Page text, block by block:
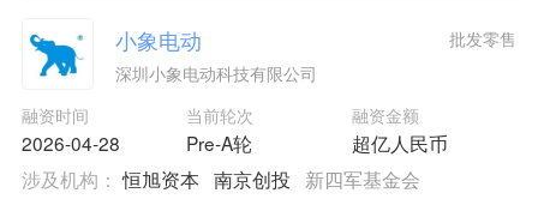
小象电动
深圳小象电动科技有限公司
融资时间
2026-04-28
当前轮次
Pre-A轮
融资金额
超亿人民币
批发零售
涉及机构：恒旭资本 南京创投 新四军基金会